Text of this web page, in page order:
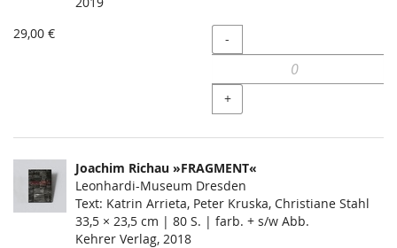
29,00 €
Menge
-
+
Joachim Richau »FRAGMENT«
Leonhardi-Museum Dresden
Text: Katrin Arrieta, Peter Kruska, Christiane Stahl
33,5 × 23,5 cm | 80 S. | farb. + s/w Abb.
Kehrer Verlag, 2018